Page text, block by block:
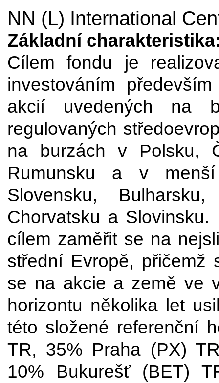
NN (L) International
Základní
Cílem fondu je
investováním
akcií uvedených na
regulovaných
na burzách v Polsku,
Rumunsku a v
Slovensku,
Chorvatsku a
cílem zaměřit se na
střední Evropě, přičemž
se na akcie a země ve
horizontu několika let
této složené referenční
TR, 35% Praha (PX)
10% Bukurešť (BET)